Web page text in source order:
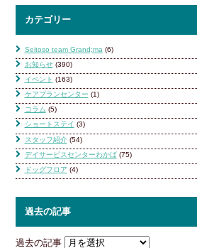
カテゴリー
Seitoso team Grand;ma (6)
お知らせ(390)
イベント (163)
ケアプランセンター (1)
コラム (5)
ショートステイ (3)
スタッフ紹介(54)
デイサービスセンターわかば(75)
ドッグフロア (4)
過去の記事
過去の記事